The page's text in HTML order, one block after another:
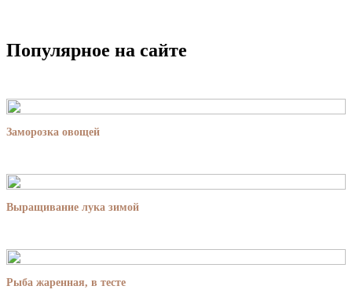
Популярное на сайте
Заморозка овощей
Выращивание лука зимой
Рыба жаренная, в тесте